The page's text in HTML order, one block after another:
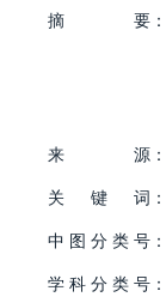
摘
要：
来
源：
关
键 词：
中 图 分 类 号：
学 科 分 类 号：